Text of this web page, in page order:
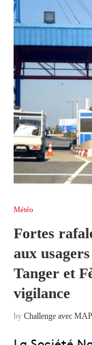
Météo
Fortes
aux
Tanger et
vigilance
by Challenge avec MAP